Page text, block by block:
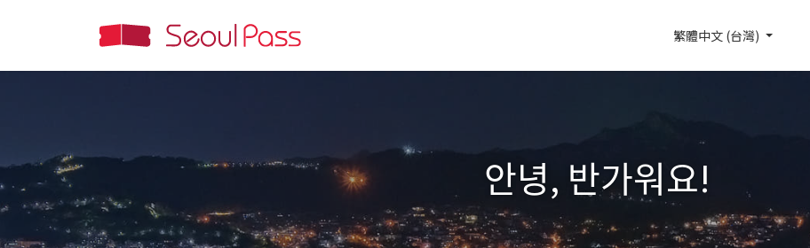
繁體中文 (台灣)
안녕, 반가워요!